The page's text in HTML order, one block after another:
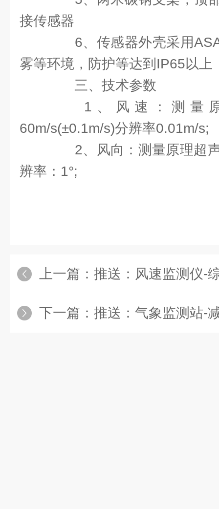
接传感器
6、传感器外壳采用ASA
雾等环境，防护等达到IP65以上
三、技术参数
1、风速：测量原
60m/s(±0.1m/s)分辨率0.01m/s;
2、风向：测量原理超声
辨率：1°;
上一篇： 推送：风速监测仪-综合监测
下一篇： 推送：气象监测站-减少损失